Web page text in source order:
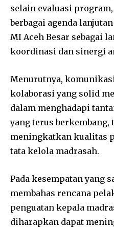
selain evaluasi
berbagai agenda
MI Aceh Besar sebagai
koordinasi dan sinergi
Menurutnya,
kolaborasi yang solid
dalam menghadapi
yang terus berkembang,
meningkatkan kualitas
tata kelola madrasah.
Pada kesempatan yang
membahas rencana
penguatan kepala
diharapkan dapat